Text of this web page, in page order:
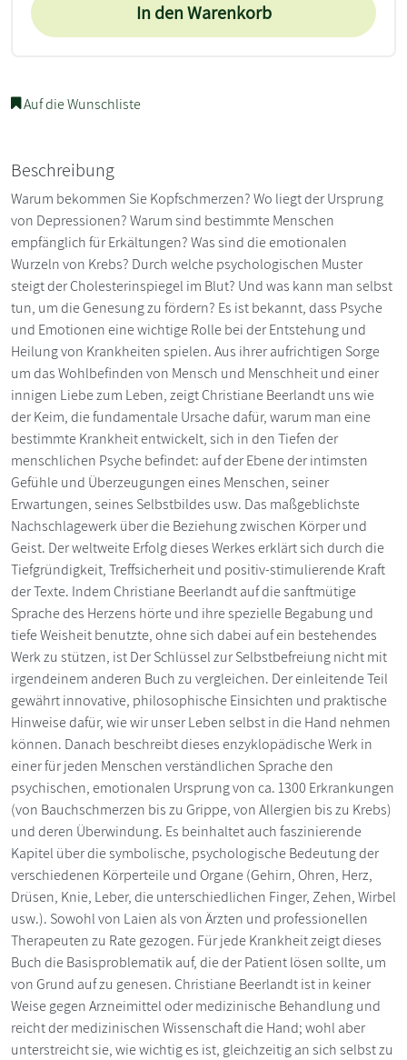
In den Warenkorb
Auf die Wunschliste
Beschreibung
Warum bekommen Sie Kopfschmerzen? Wo liegt der Ursprung
von Depressionen? Warum sind bestimmte Menschen
empfänglich für Erkältungen? Was sind die emotionalen
Wurzeln von Krebs? Durch welche psychologischen Muster
steigt der Cholesterinspiegel im Blut? Und was kann man selbst
tun, um die Genesung zu fördern? Es ist bekannt, dass Psyche
und Emotionen eine wichtige Rolle bei der Entstehung und
Heilung von Krankheiten spielen. Aus ihrer aufrichtigen Sorge
um das Wohlbefinden von Mensch und Menschheit und einer
innigen Liebe zum Leben, zeigt Christiane Beerlandt uns wie
der Keim, die fundamentale Ursache dafür, warum man eine
bestimmte Krankheit entwickelt, sich in den Tiefen der
menschlichen Psyche befindet: auf der Ebene der intimsten
Gefühle und Überzeugungen eines Menschen, seiner
Erwartungen, seines Selbstbildes usw. Das maßgeblichste
Nachschlagewerk über die Beziehung zwischen Körper und
Geist. Der weltweite Erfolg dieses Werkes erklärt sich durch die
Tiefgründigkeit, Treffsicherheit und positiv-stimulierende Kraft
der Texte. Indem Christiane Beerlandt auf die sanftmütige
Sprache des Herzens hörte und ihre spezielle Begabung und
tiefe Weisheit benutzte, ohne sich dabei auf ein bestehendes
Werk zu stützen, ist Der Schlüssel zur Selbstbefreiung nicht mit
irgendeinem anderen Buch zu vergleichen. Der einleitende Teil
gewährt innovative, philosophische Einsichten und praktische
Hinweise dafür, wie wir unser Leben selbst in die Hand nehmen
können. Danach beschreibt dieses enzyklopädische Werk in
einer für jeden Menschen verständlichen Sprache den
psychischen, emotionalen Ursprung von ca. 1300 Erkrankungen
(von Bauchschmerzen bis zu Grippe, von Allergien bis zu Krebs)
und deren Überwindung. Es beinhaltet auch faszinierende
Kapitel über die symbolische, psychologische Bedeutung der
verschiedenen Körperteile und Organe (Gehirn, Ohren, Herz,
Drüsen, Knie, Leber, die unterschiedlichen Finger, Zehen, Wirbel
usw.). Sowohl von Laien als von Ärzten und professionellen
Therapeuten zu Rate gezogen. Für jede Krankheit zeigt dieses
Buch die Basisproblematik auf, die der Patient lösen sollte, um
von Grund auf zu genesen. Christiane Beerlandt ist in keiner
Weise gegen Arzneimittel oder medizinische Behandlung und
reicht der medizinischen Wissenschaft die Hand; wohl aber
unterstreicht sie, wie wichtig es ist, gleichzeitig an sich selbst zu